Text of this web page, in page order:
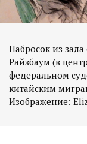
Набросок из
Райзбаум (в
федеральном
китайским
Изображение: